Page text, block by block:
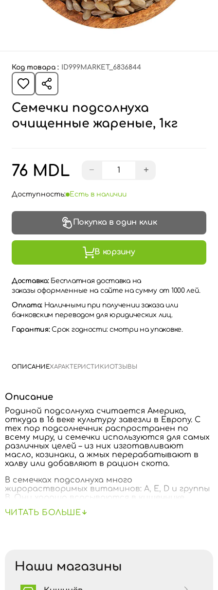
Код товара : ID999MARKET_6836844
Семечки подсолнуха
очищенные жареные, 1кг
76 MDL − +
Доступность: Есть в наличии
Покупка в один клик
В корзину
Доставка: Бесплатная доставка на
заказы оформленные на сайте на сумму от 1000 лей.
Оплата: Наличными при получении заказа или
банковским переводом для юридических лиц.
Гарантия:Срок годности: смотри на упаковке.
ОПИСАНИЕХАРАКТЕРИСТИКИОТЗЫВЫ
Описание
Родиной подсолнуха считается Америка,
откуда в 16 веке культуру завезли в Европу. С
тех пор подсолнечник распространен по
всему миру, и семечки используются для самых
различных целей – из них изготавливают
масло, козинаки, а жмых перерабатывают в
халву или добавляют в рацион скота.
В семечках подсолнуха много
жирорастворимых витаминов: А, Е, D и группы
В. Они хорошо всасываются в кишечнике
едят в качестве профилактики
Замечено влияние семечек подсолнуха на
ЧИТАТЬ БОЛЬШЕ
Наши магазины